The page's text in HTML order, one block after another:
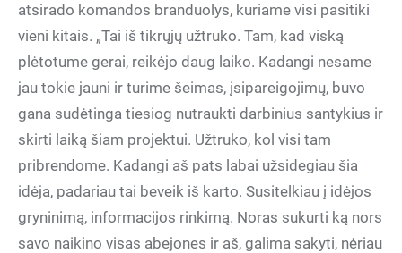
atsirado komandos branduolys, kuriame visi pasitiki
vieni kitais. „Tai iš tikrųjų užtruko. Tam, kad viską
plėtotume gerai, reikėjo daug laiko. Kadangi nesame
jau tokie jauni ir turime šeimas, įsipareigojimų, buvo
gana sudėtinga tiesiog nutraukti darbinius santykius ir
skirti laiką šiam projektui. Užtruko, kol visi tam
pribrendome. Kadangi aš pats labai užsidegiau šia
idėja, padariau tai beveik iš karto. Susitelkiau į idėjos
gryninimą, informacijos rinkimą. Noras sukurti ką nors
savo naikino visas abejones ir aš, galima sakyti, nėriau